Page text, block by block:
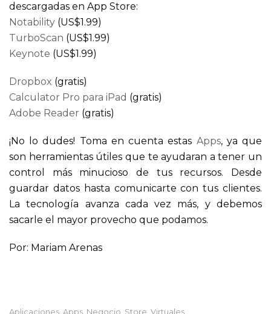
descargadas en App Store:
Notability (US$1.99)
TurboScan (US$1.99)
Keynote (US$1.99)
Dropbox (gratis)
Calculator Pro para iPad (gratis)
Adobe Reader (gratis)
¡No lo dudes! Toma en cuenta estas Apps, ya que
son herramientas útiles que te ayudaran a tener un
control más minucioso de tus recursos. Desde
guardar datos hasta comunicarte con tus clientes.
La tecnología avanza cada vez más, y debemos
sacarle el mayor provecho que podamos.
Por: Mariam Arenas
Aplicaciones Apps Negocio Store Virtuales